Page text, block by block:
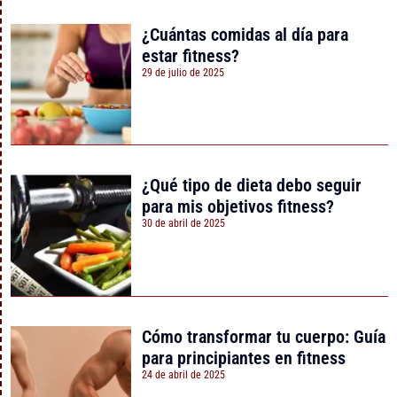
¿Cuántas comidas al día para
estar fitness?
29 de julio de 2025
¿Qué tipo de dieta debo seguir
para mis objetivos fitness?
30 de abril de 2025
Cómo transformar tu cuerpo: Guía
para principiantes en fitness
24 de abril de 2025